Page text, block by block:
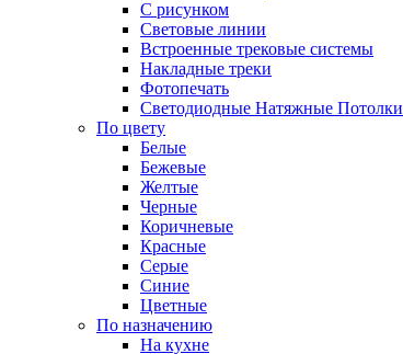
С рисунком
Световые линии
Встроенные трековые системы
Накладные треки
Фотопечать
Светодиодные Натяжные Потолки
По цвету
Белые
Бежевые
Желтые
Черные
Коричневые
Красные
Серые
Синие
Цветные
По назначению
На кухне